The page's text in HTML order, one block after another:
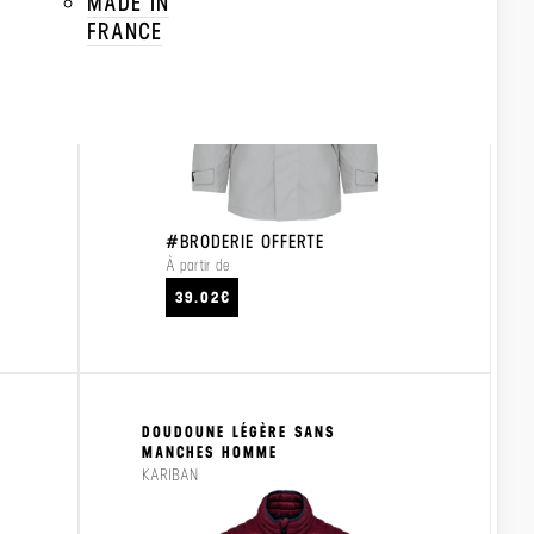
FRANCE
VOIR LE PRODUIT
#BRODERIE OFFERTE
À partir de
39.02€
DOUDOUNE LÉGÈRE SANS
MANCHES HOMME
KARIBAN